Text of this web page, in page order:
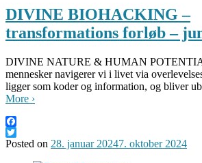
DIVINE BIOHACKING –
transformations forløb –
DIVINE NATURE & HUMAN
mennesker navigerer vi i livet via
ligger som koder og information, og bliver
More ›
Facebook
Twitter
Posted on 28. januar 20247. oktober 2024